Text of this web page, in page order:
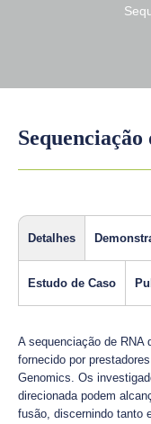
Detalhes
Estudo de Caso
A sequenciação de RNA
fornecido por
Genomics. Os
direcionada podem
fusão, discernindo tanto